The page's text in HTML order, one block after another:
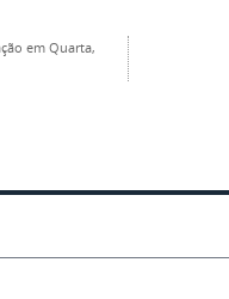
em Quarta,